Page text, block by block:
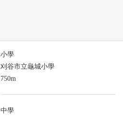
小學
刈谷市立龜城小學
750m
中學